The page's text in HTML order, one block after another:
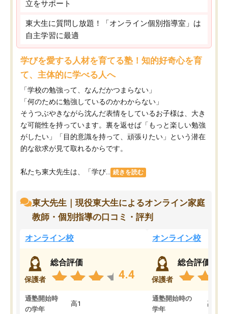
立をサポート
東大生に質問し放題！「オンライン個別指導室」は
自主学習に最適
学びを愛する人材を育てる塾！知的好奇心を育
て、主体的に学べる人へ
「学校の勉強って、なんだかつまらない」
「何のために勉強しているのかわからない」
そうつぶやきながら沈んだ表情をしているお子様は、大き
な可能性を持っています。裏を返せば「もっと楽しい勉強
がしたい」「目的意識を持って、頑張りたい」という潜在
的な欲求が見て取れるからです。
私たち東大先生は、「学び... 続きを読む
東大先生｜現役東大生によるオンライン家庭
教師・個別指導の口コミ・評判
オンライン校
保護者
総合評価
4.4
通塾開始時
の学年
高1
オンライン校
保護者
総合評価
通塾開始時の
学年
高3